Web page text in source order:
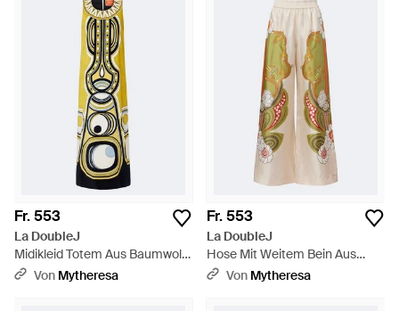
Fr. 553
La DoubleJ
Midikleid Totem Aus Baumwolle
- Mettallic
Von Mytheresa
Fr. 553
La DoubleJ
Hose Mit Weitem Bein Aus
Seiden-Twill - Natur
Von Mytheresa